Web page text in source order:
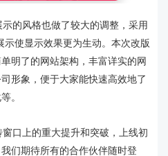
的风格也做了较大的调整，采用
使显示效果更为生动。本次改版
明了的网站架构，丰富详实的网
形象，便于大家能快速高效地了
。
口上的重大提升和突破，上线初
们期待所有的合作伙伴随时登